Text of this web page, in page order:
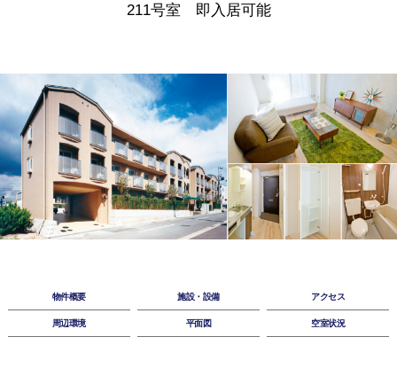
211号室 即入居可能
物件概要 施設・設備 アクセス
周辺環境 平面図 空室状況